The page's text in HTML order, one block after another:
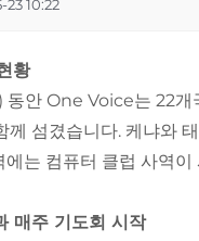
10:22
황
안 One Voice는 22개
께 섬겼습니다. 케냐와
에는 컴퓨터 클럽 사역
매주 기도회 시작